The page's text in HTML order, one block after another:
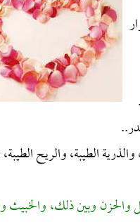
الطيبة، والريح الطيبة،
وبين ذلك، والخبيث